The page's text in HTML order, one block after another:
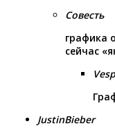
Совесть
графика
сейчас
JustinBieber